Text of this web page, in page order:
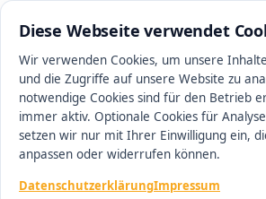
Diese Webseite verwendet
Wir verwenden Cookies, um unsere
und die Zugriffe auf unsere Website zu
notwendige Cookies sind für den Betrieb
immer aktiv. Optionale Cookies für
setzen wir nur mit Ihrer Einwilligung ein,
anpassen oder widerrufen können.
DatenschutzerklärungImpressum